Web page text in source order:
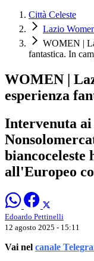
Città Celeste
Lazio
WOMEN |
fantastica. In
WOMEN |
esperienza
Intervenuta
biancoceleste
all'Europeo
Edoardo Pettinelli
12 agosto 2025 - 15:11
Vai nel canale